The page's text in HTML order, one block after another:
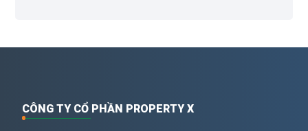
CÔNG TY CỔ PHẦN PROPERTY X